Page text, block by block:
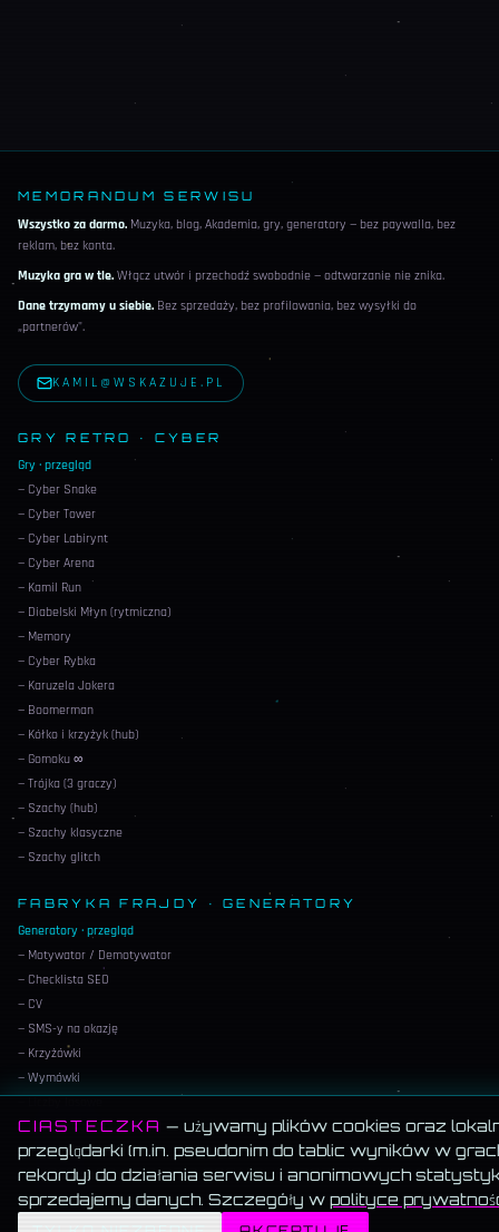
MEMORANDUM SERWISU
Wszystko za darmo. Muzyka, blog, Akademia, gry, generatory — bez paywalla, bez
reklam, bez konta.
Muzyka gra w tle. Włącz utwór i przechodź swobodnie — odtwarzanie nie znika.
Dane trzymamy u siebie. Bez sprzedaży, bez profilowania, bez wysyłki do
„partnerów".
KAMIL@WSKAZUJE.PL
GRY RETRO · CYBER
Gry · przegląd
— Cyber Snake
— Cyber Tower
— Cyber Labirynt
— Cyber Arena
— Kamil Run
— Diabelski Młyn (rytmiczna)
— Memory
— Cyber Rybka
— Karuzela Jokera
— Boomerman
— Kółko i krzyżyk (hub)
— Gomoku ∞
— Trójka (3 graczy)
— Szachy (hub)
— Szachy klasyczne
— Szachy glitch
FABRYKA FRAJDY · GENERATORY
Generatory · przegląd
— Motywator / Demotywator
— Checklista SEO
— CV
— SMS-y na okazję
— Krzyżówki
— Wymówki
— Memy z utworów
— Imiona ludzi
— Nicki do gier
— Imiona zwierząt
CIASTECZKA — używamy plików cookies oraz
przeglądarki (m.in. pseudonim do tablic wyników w
rekordy) do działania serwisu i anonimowych
sprzedajemy danych. Szczegóły w polityce